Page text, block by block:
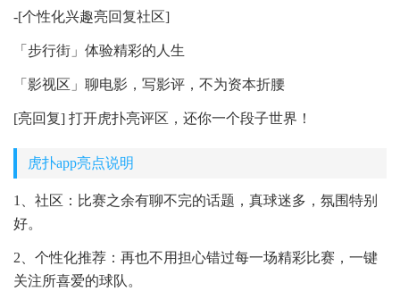
-[个性化兴趣亮回复社区]
「步行街」体验精彩的人生
「影视区」聊电影，写影评，不为资本折腰
[亮回复] 打开虎扑亮评区，还你一个段子世界！
虎扑app亮点说明
1、社区：比赛之余有聊不完的话题，真球迷多，氛围特别
好。
2、个性化推荐：再也不用担心错过每一场精彩比赛，一键
关注所喜爱的球队。